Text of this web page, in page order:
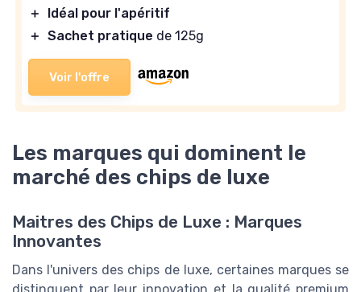
＋
Idéal pour l'apéritif
＋ Sachet pratique de 125g
Voir l'offre
Les marques qui dominent le
marché des chips de luxe
Maitres des Chips de Luxe : Marques
Innovantes
Dans l'univers des chips de luxe, certaines marques se